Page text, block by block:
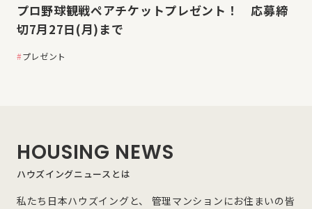
プロ野球観戦ペアチケットプレゼント！ 応募締
切7月27日(月)まで
プレゼント
HOUSING NEWS
ハウズイングニュースとは
私たち日本ハウズイングと、 管理マンションにお住まいの皆